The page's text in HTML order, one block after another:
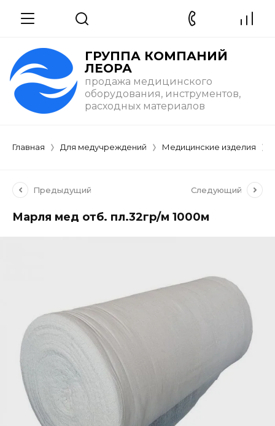
ГРУППА КОМПАНИЙ
ЛЕОРА
продажа медицинского
оборудования, инструментов,
расходных материалов
Главная Для медучреждений Медицинские изделия
Предыдущий Следующий
Марля мед отб. пл.32гр/м 1000м